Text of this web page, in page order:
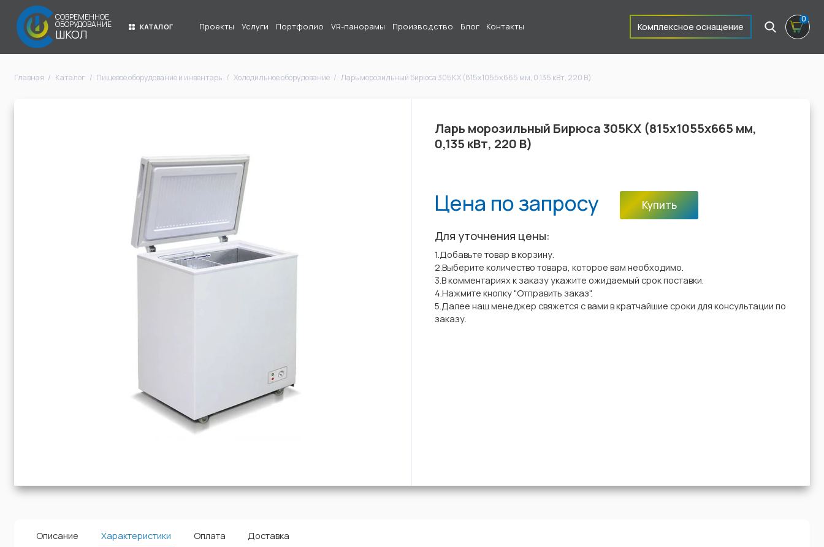
СОВРЕМЕННОЕ
ОБОРУДОВАНИЕ
ШКОЛ КАТАЛОГ Проекты Услуги Портфолио VR-панорамы Производство Блог Контакты Комплексное оснащение
0
Главная Каталог Пищевое оборудование и инвентарь Холодильное оборудование Ларь морозильный Бирюса 305KX (815x1055x665 мм, 0,135 кВт, 220 В)
Ларь морозильный Бирюса 305KX (815x1055x665 мм,
0,135 кВт, 220 В)
Цена по запросу Купить
Для уточнения цены:
1.Добавьте товар в корзину.
2.Выберите количество товара, которое вам необходимо.
3.В комментариях к заказу укажите ожидаемый срок поставки.
4.Нажмите кнопку "Отправить заказ".
5.Далее наш менеджер свяжется с вами в кратчайшие сроки для консультации по
заказу.
Описание Характеристики Оплата Доставка